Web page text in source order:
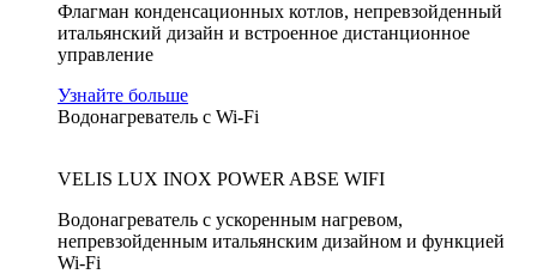
Флагман конденсационных котлов, непревзойденный
итальянский дизайн и встроенное дистанционное
управление
Узнайте больше
Водонагреватель с Wi-Fi
VELIS LUX INOX POWER ABSE WIFI
Водонагреватель с ускоренным нагревом,
непревзойденным итальянским дизайном и функцией
Wi-Fi